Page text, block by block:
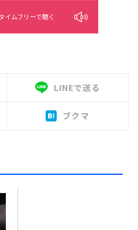
イムフリーで聴く
LINEで送る
ブクマ